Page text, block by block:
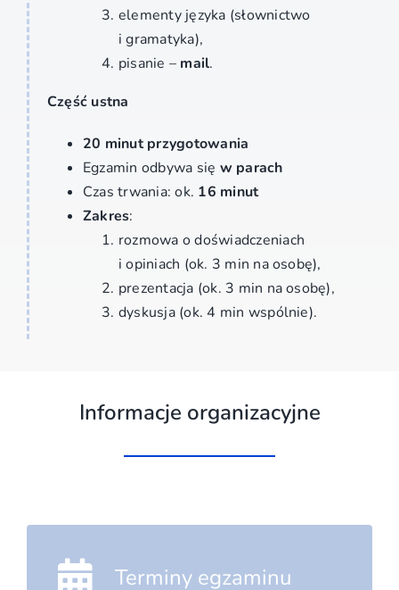
elementy języka (słownictwo
i gramatyka),
pisanie – mail.
Część ustna
20 minut przygotowania
Egzamin odbywa się w parach
Czas trwania: ok. 16 minut
Zakres:
rozmowa o doświadczeniach
i opiniach (ok. 3 min na osobę),
prezentacja (ok. 3 min na osobę),
dyskusja (ok. 4 min wspólnie).
Informacje organizacyjne
Terminy egzaminu